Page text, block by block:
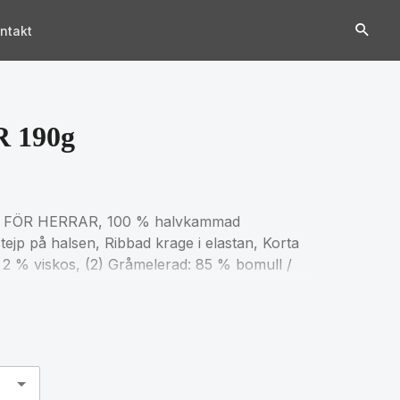
190g
HERRAR, 100 % halvkammad
på halsen, Ribbad krage i elastan, Korta
% viskos, (2) Gråmelerad: 85 % bomull /